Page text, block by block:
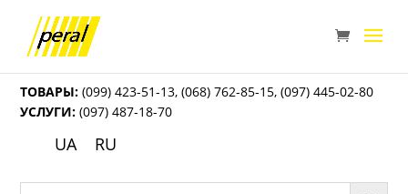
ТОВАРЫ: (099) 423-51-13,(068) 762-85-15,(097) 445-02-80
УСЛУГИ: (097) 487-18-70
UA RU